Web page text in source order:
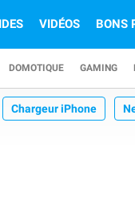
VIDÉOS BONS
DOMOTIQUE GAMING
Chargeur iPhone